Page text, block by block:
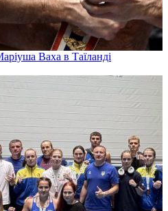
Ваха в Таїланді